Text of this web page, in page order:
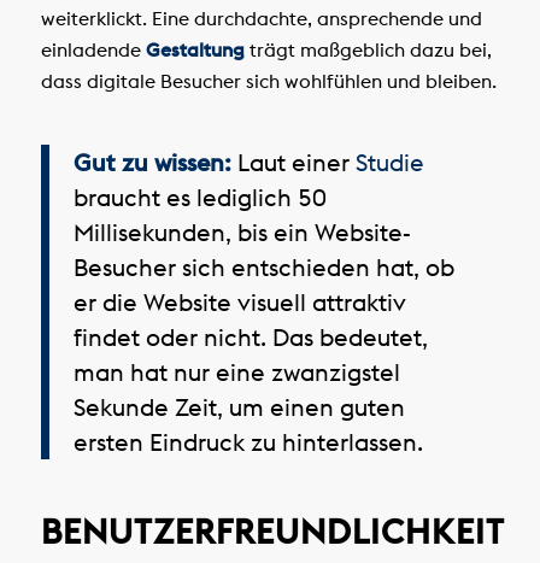
weiterklickt. Eine durchdachte, ansprechende und
einladende Gestaltung trägt maßgeblich dazu bei,
dass digitale Besucher sich wohlfühlen und bleiben.
Gut zu wissen:Laut einer Studie
braucht es lediglich 50
Millisekunden, bis ein Website-
Besucher sich entschieden hat, ob
er die Website visuell attraktiv
findet oder nicht. Das bedeutet,
man hat nur eine zwanzigstel
Sekunde Zeit, um einen guten
ersten Eindruck zu hinterlassen.
BENUTZERFREUNDLICHKEIT